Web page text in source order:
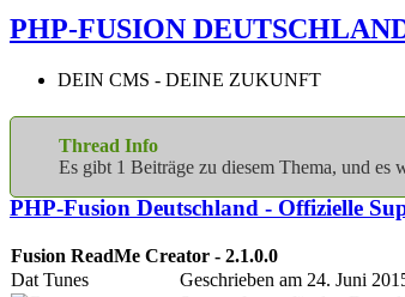
PHP-FUSION
DEIN CMS - DEINE ZUKUNFT
Thread Info
Es gibt 1 Beiträge zu diesem Thema, und es
PHP-Fusion Deutschland - Offizielle
Fusion ReadMe Creator - 2.1.0.0
Dat Tunes
Geschrieben am 24. Juni